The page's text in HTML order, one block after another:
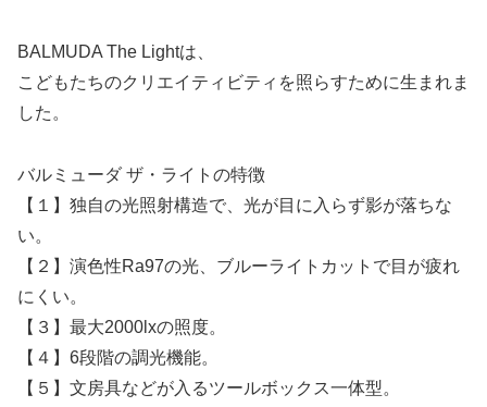
BALMUDA The Lightは、
こどもたちのクリエイティビティを照らすために生まれま
した。
バルミューダ ザ・ライトの特徴
【１】独自の光照射構造で、光が目に入らず影が落ちな
い。
【２】演色性Ra97の光、ブルーライトカットで目が疲れ
にくい。
【３】最大2000lxの照度。
【４】6段階の調光機能。
【５】文房具などが入るツールボックス一体型。